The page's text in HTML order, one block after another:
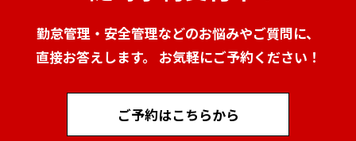
勤怠管理・安全管理などのお悩みやご質問に、
直接お答えします。 お気軽にご予約ください！
ご予約はこちらから